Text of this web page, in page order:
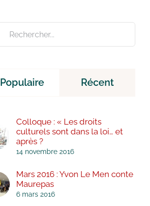
Populaire Récent
Colloque : « Les droits
culturels sont dans la loi… et
après ?
14 novembre 2016
Mars 2016 : Yvon Le Men conte
Maurepas
6 mars 2016